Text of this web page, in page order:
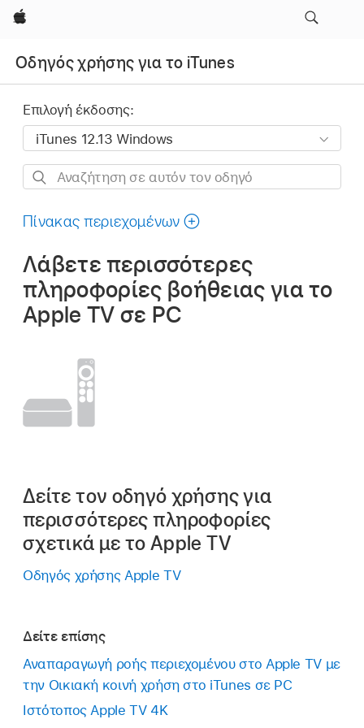
Apple
Οδηγός χρήσης για το iTunes
Επιλογή έκδοσης:
Αναζήτηση
αυτόν
οδηγό
Πίνακας περιεχομένων
Λάβετε περισσότερες
πληροφορίες βοήθειας για το
Apple TV σε PC
Δείτε τον οδηγό χρήσης για
περισσότερες πληροφορίες
σχετικά με το Apple TV
Οδηγός χρήσης Apple TV
Δείτε επίσης
Αναπαραγωγή ροής περιεχομένου στο Apple TV με
την Οικιακή κοινή χρήση στο iTunes σε PC
Ιστότοπος Apple TV 4K